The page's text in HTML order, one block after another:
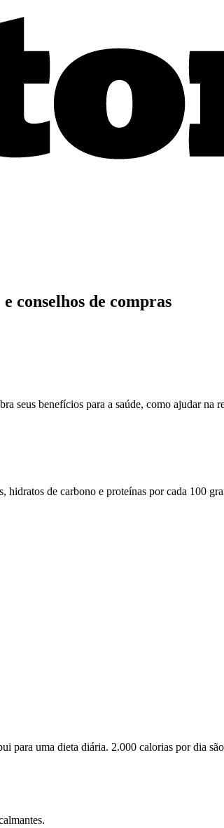
conselhos de compras
seus benefícios para a saúde, como ajudar na
de carbono e proteínas por cada 100
uma dieta diária. 2.000 calorias por dia